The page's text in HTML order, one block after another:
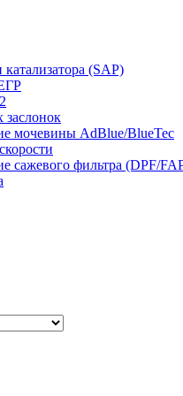
(SAP)
мочевины AdBlue/BlueTec
сажевого фильтра (DPF/